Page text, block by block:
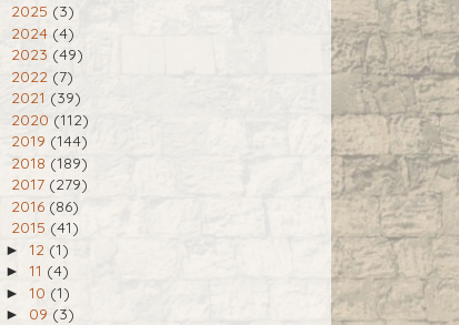
2025 (3)
2024 (4)
2023 (49)
2022 (7)
2021 (39)
2020 (112)
2019 (144)
2018 (189)
2017 (279)
2016 (86)
2015 (41)
►12 (1)
►11 (4)
►10 (1)
► 09 (3)